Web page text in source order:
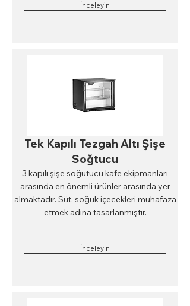
İnceleyin
Tek Kapılı Tezgah Altı Şişe
Soğtucu
3 kapılı şişe soğutucu kafe ekipmanları
arasında en önemli ürünler arasında yer
almaktadır. Süt, soğuk içecekleri muhafaza
etmek adına tasarlanmıştır.
İnceleyin